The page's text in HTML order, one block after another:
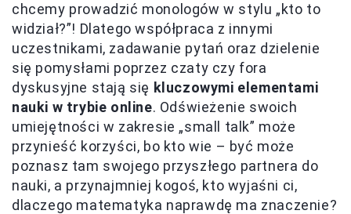
chcemy prowadzić monologów w stylu „kto to
widział?”! Dlatego współpraca z innymi
uczestnikami, zadawanie pytań oraz dzielenie
się pomysłami poprzez czaty czy fora
dyskusyjne stają się kluczowymi elementami
nauki w trybie online. Odświeżenie swoich
umiejętności w zakresie „small talk” może
przynieść korzyści, bo kto wie – być może
poznasz tam swojego przyszłego partnera do
nauki, a przynajmniej kogoś, kto wyjaśni ci,
dlaczego matematyka naprawdę ma znaczenie?